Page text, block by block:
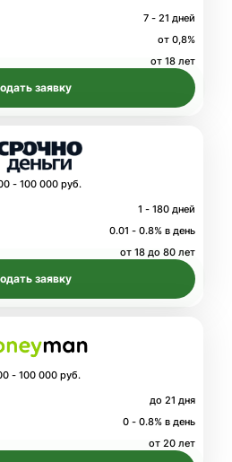
7 - 21 дней
от 0,8%
от 18 лет
заявку
- 100 000 руб.
1 - 180 дней
0.01 - 0.8% в день
от 18 до 80 лет
заявку
- 100 000 руб.
до 21 дня
0 - 0.8% в день
от 20 лет